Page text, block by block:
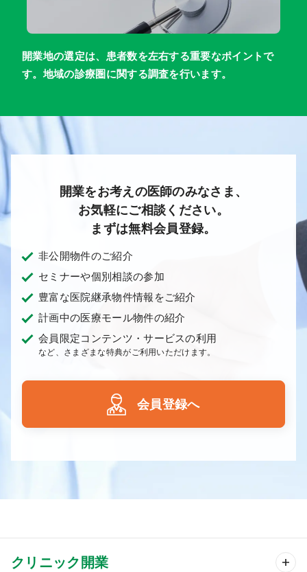
開業地の選定は、患者数を左右する重要なポイントで
す。地域の診療圏に関する調査を行います。
開業をお考えの医師のみなさま、
お気軽にご相談ください。
まずは無料会員登録。
非公開物件のご紹介
セミナーや個別相談の参加
豊富な医院継承物件情報をご紹介
計画中の医療モール物件の紹介
会員限定コンテンツ・サービスの利用
など、さまざまな特典がご利用いただけます。
会員登録へ
クリニック開業